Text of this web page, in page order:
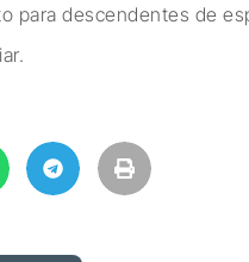
para descendentes de